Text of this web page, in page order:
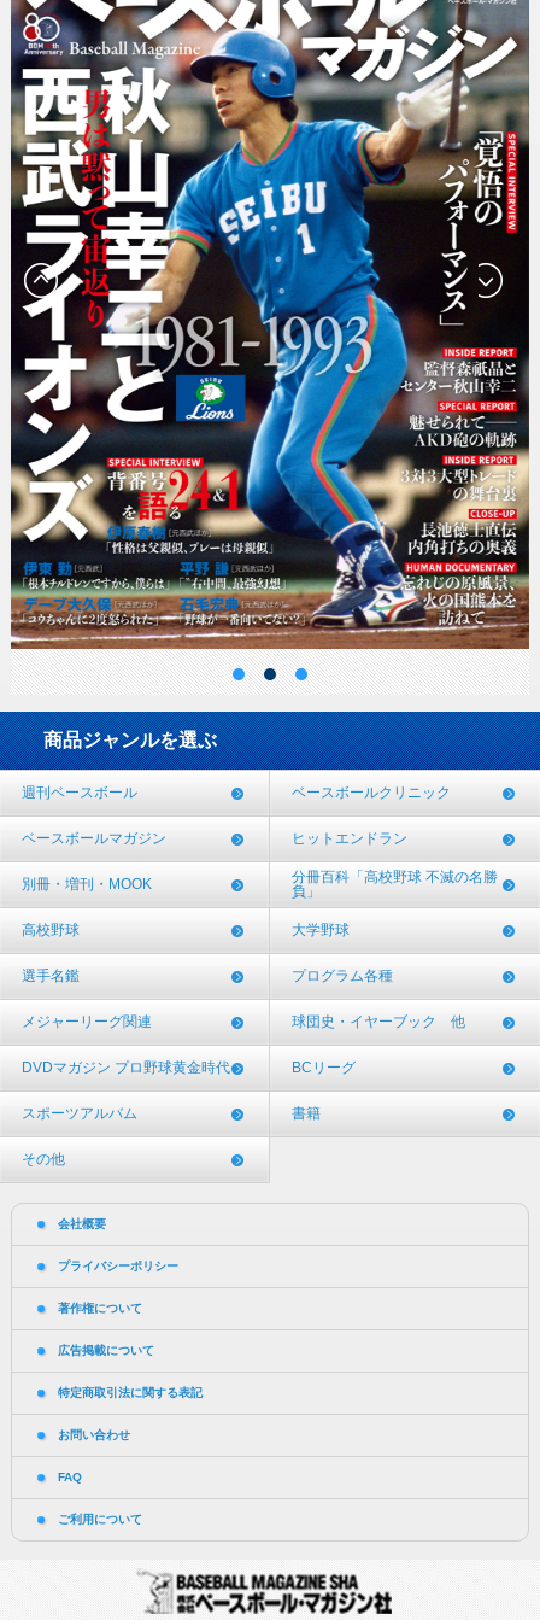
商品ジャンルを選ぶ
週刊ベースボール ベースボールクリニック
ベースボールマガジン ヒットエンドラン
別冊・増刊・MOOK
分冊百科「高校野球 不滅の名勝
負」
高校野球 大学野球
選手名鑑 プログラム各種
メジャーリーグ関連 球団史・イヤーブック 他
DVDマガジン プロ野球黄金時代 BCリーグ
スポーツアルバム 書籍
その他
会社概要
プライバシーポリシー
著作権について
広告掲載について
特定商取引法に関する表記
お問い合わせ
FAQ
ご利用について